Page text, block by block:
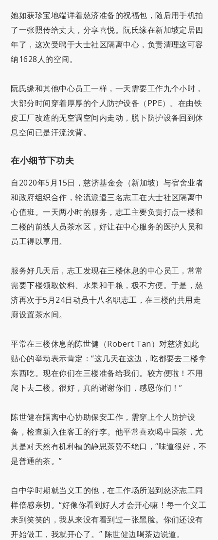
她如获珍宝地端详着慈济准备的祝福包，随后用手机拍
了一张照传给丈夫，分享喜悦。阮氏缘在新加坡定居四
年了，这次受聘于大士社区隔离中心，负责清理这可容
纳1628人的空间。
阮氏缘和其他中心员工一样，一天需要工作九个小时，
大部分时间穿着厚厚的个人防护设备（PPE）。在由铁
皮工厂改造的无空调空间内走动，脱下防护设备回到休
息空间已是汗流浃背。
在小细节下功夫
自2020年5月15日，慈济基金会（新加坡）与宿舍业者
和政府组织合作，轮流派遣三名志工在大士社区隔离中
心值班。一天两小时的服务，志工主要负责打点一楼和
二楼的前线人员茶水区，好让在中心服务的医护人员和
员工得以享用。
服务好几天后，志工发现在三楼休息的中心员工，常常
需要下楼领取饮料、水果和干粮，极不方便。于是，慈
济再次于5月24日动员十八名职志工，在三楼的共用走
廊设置茶水间。
平常在三楼休息的陈世健（Robert Tan）对慈济如此
贴心的举动表示肯定：“这几天在这边，吃都要去二楼拿
东西吃。现在你们在三楼准备给我们。较方便啦！不用
爬下去二楼。很好，真的谢谢你们，感恩你们！”
陈世健在隔离中心协助保安工作，需穿上个人防护设
备，检查新入住客工的行李。他平常喜欢喝中国茶，尤
其是对天然有机种植的静思茶赞不绝口，“味道很好，不
是普通的茶。”
自中学时期就当义工的他，在工作场所遇到慈济志工同
样倍感亲切。“好像你看到好人才会开心嘛！每一个义工
来到笑笑的，我从来没有看到过一张黑脸。你们还没有
开始做工，我就开心了。” 陈世健边喝茶边说道。